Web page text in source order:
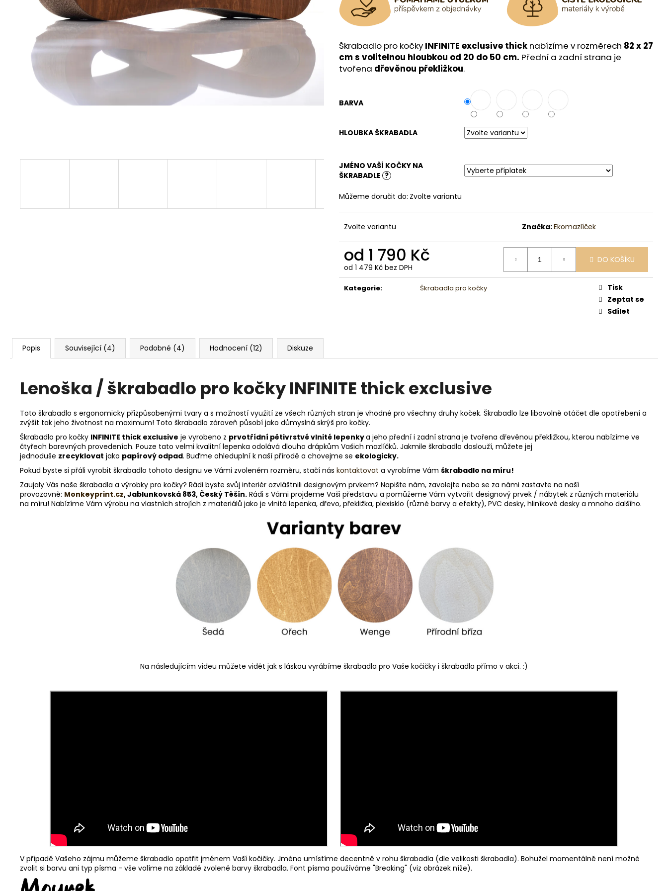
Škrabadlo pro kočky INFINITE exclusive thick nabízíme v rozměrech 82 x 27
cm s volitelnou hloubkou od 20 do 50 cm. Přední a zadní strana je
tvořena dřevěnou překližkou.
BARVA
HLOUBKA ŠKRABADLA
JMÉNO VAŠÍ KOČKY NA
ŠKRABADLE ?
Můžeme doručit do: Zvolte variantu
Zvolte variantu Značka:Ekomazlíček
od 1 790 Kč
od 1 479 Kč bez DPH
Měrná
cena:
DO KOŠÍKU
Kategorie: Škrabadla pro kočky
Tisk
Zeptat se
Sdílet
Popis Související (4) Podobné (4) Hodnocení (12) Diskuze
Lenoška / škrabadlo pro kočky INFINITE thick exclusive
Toto škrabadlo s ergonomicky přizpůsobenými tvary a s možností využití ze všech různých stran je vhodné pro všechny druhy koček. Škrabadlo lze libovolně otáčet dle opotřebení a
zvýšit tak jeho životnost na maximum! Toto škrabadlo zároveň působí jako důmyslná skrýš pro kočky.
Škrabadlo pro kočky INFINITE thick exclusive je vyrobeno z prvotřídní pětivrstvé vlnité lepenkya jeho přední i zadní strana je tvořena dřevěnou překližkou, kterou nabízíme ve
čtyřech barevných provedeních. Pouze tato velmi kvalitní lepenka odolává dlouho drápkům Vašich mazlíčků. Jakmile škrabadlo doslouží, můžete jej
jednoduše zrecyklovat jako papírový odpad. Buďme ohleduplní k naší přírodě a chovejme se ekologicky.
Pokud byste si přáli vyrobit škrabadlo tohoto designu ve Vámi zvoleném rozměru, stačí nás kontaktovat a vyrobíme Vám škrabadlo na míru!
Zaujaly Vás naše škrabadla a výrobky pro kočky? Rádi byste svůj interiér ozvláštnili designovým prvkem? Napište nám, zavolejte nebo se za námi zastavte na naší
provozovně: Monkeyprint.cz, Jablunkovská 853, Český Těšín. Rádi s Vámi projdeme Vaši představu a pomůžeme Vám vytvořit designový prvek / nábytek z různých materiálu
na míru! Nabízíme Vám výrobu na vlastních strojích z materiálů jako je vlnitá lepenka, dřevo, překližka, plexisklo (různé barvy a efekty), PVC desky, hliníkové desky a mnoho dalšího.
Na následujícím videu můžete vidět jak s láskou vyrábíme škrabadla pro Vaše kočičky i škrabadla přímo v akci. :)
V případě Vašeho zájmu můžeme škrabadlo opatřit jménem Vaší kočičky. Jméno umístíme decentně v rohu škrabadla (dle velikosti škrabadla). Bohužel momentálně není možné
zvolit si barvu ani typ písma - vše volíme na základě zvolené barvy škrabadla. Font písma používáme "Breaking" (viz obrázek níže).